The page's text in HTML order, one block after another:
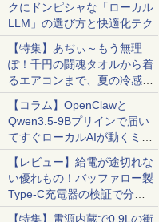
クにドンピシャな「ローカル
LLM」の選び方と快適化テク
【特集】あぢぃ～もう無理
ぽ！千円の闘魂タオルから着
るエアコンまで、夏の冷感グ
ッズ一挙紹介
【コラム】OpenClawと
Qwen3.5-9Bプリインで届い
てすぐローカルAIが動くミニ
PC「SER9 Pro」
【レビュー】給電が途切れな
い優れもの！バッファロー製
Type-C充電器の検証で分か
ったこと
【特集】電源内蔵で0.9Lの衝
7 8
7 8
7 8